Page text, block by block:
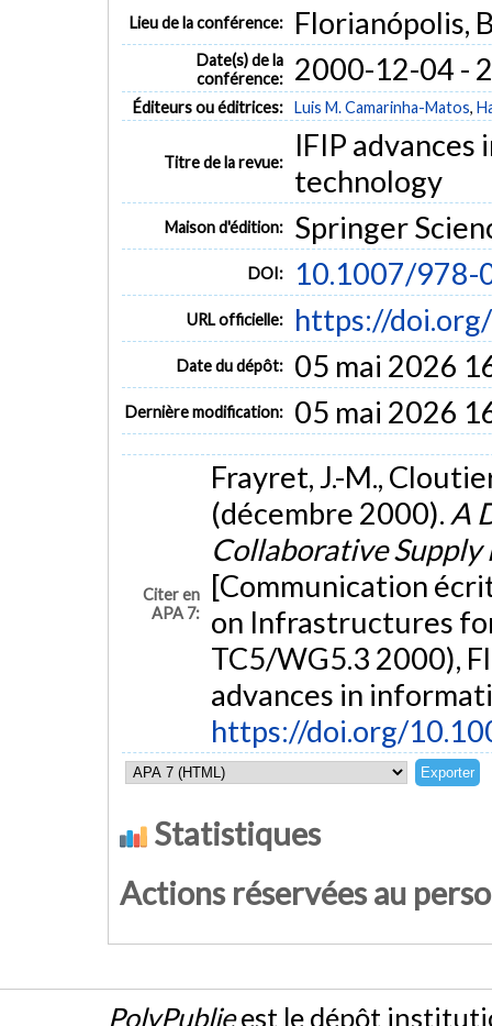
Lieu de la conférence: Florianópolis,
Date(s) de la
conférence:
2000-12-04 -
Éditeurs ou éditrices: Luis M. Camarinha-Matos,
Titre de la revue:
IFIP
technology
Maison d'édition: Springer
DOI: 10.1007/978-
URL officielle: https://
Date du dépôt: 05 mai 2026
Dernière modification: 05 mai 2026
Citer en
APA 7:
Frayret, J.-M.,
(décembre 2000). A
Collaborative
[Communication
on Infrastructures
TC5/WG5.3 2000),
advances in
https://doi.org/
Statistiques
Actions réservées au
PolyPublieest le dépôt